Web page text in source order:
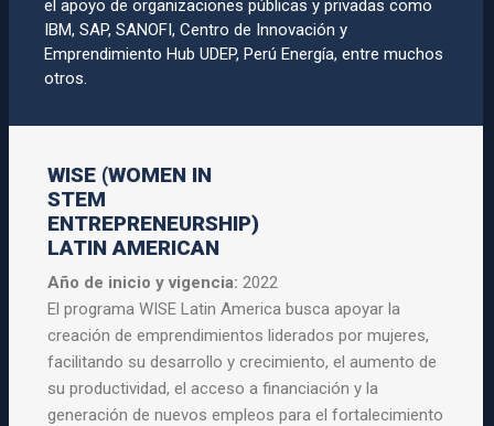
el apoyo de organizaciones públicas y privadas como
IBM, SAP, SANOFI, Centro de Innovación y
Emprendimiento Hub UDEP, Perú Energí­a, entre muchos
otros.
WISE (WOMEN IN
STEM
ENTREPRENEURSHIP)
LATIN AMERICAN
Año de inicio y vigencia:2022
El programaWISE Latin America busca apoyar la
creación de emprendimientos liderados por mujeres,
facilitando su desarrollo y crecimiento, el aumento de
su productividad, el acceso a financiación y la
generación de nuevos empleos para el fortalecimiento